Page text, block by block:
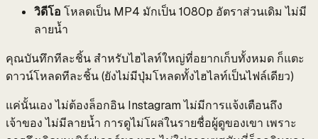
วิดีโอ โหลดเป็น MP4 มักเป็น 1080p อัตราส่วนเดิม ไม่มี
ลายน้ำ
คุณบันทึกทีละชิ้น สำหรับไฮไลท์ใหญ่ที่อยากเก็บทั้งหมด ก็แตะ
ดาวน์โหลดทีละชิ้น (ยังไม่มีปุ่มโหลดทั้งไฮไลท์เป็นไฟล์เดียว)
แค่นั้นเอง ไม่ต้องล็อกอิน Instagram ไม่มีการแจ้งเตือนถึง
เจ้าของ ไม่มีลายน้ำ การดูไม่โผล่ในรายชื่อผู้ดูของเขา เพราะ